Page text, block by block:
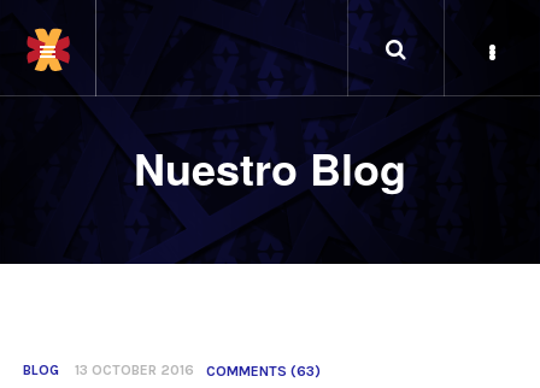
Nuestro Blog
BLOG 13 OCTOBER 2016 COMMENTS (63)